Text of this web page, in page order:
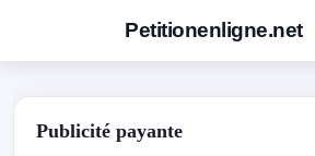
Petitionenligne.net
Publicité payante